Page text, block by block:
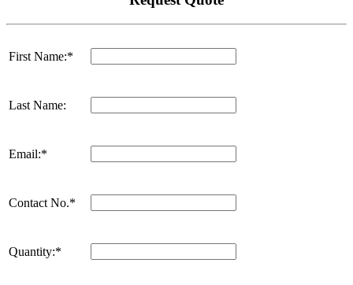
First Name:*
Last Name:
Email:*
Contact No.*
Quantity:*